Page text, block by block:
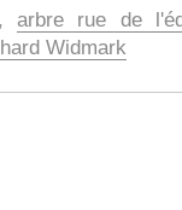
,arbre rue de
Widmark